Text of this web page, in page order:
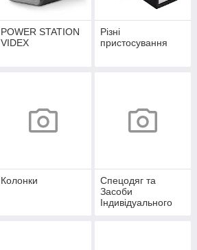
POWER STATION
VIDEX
Різні
пристосування
Колонки
Спецодяг та
Засоби
Індивідуального